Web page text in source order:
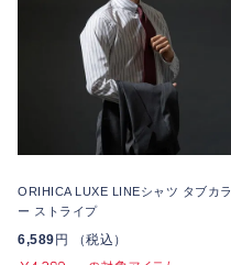
ORIHICA LUXE LINEシャツ タブカラ
ー ストライプ
6,589 円 （税込）